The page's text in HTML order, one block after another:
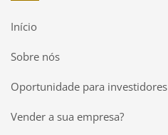
Início
Sobre nós
Oportunidade para investidores
Vender a sua empresa?